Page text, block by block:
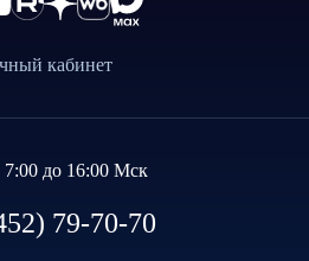
кабинет
7:00 до 16:00 Мск
79-70-70